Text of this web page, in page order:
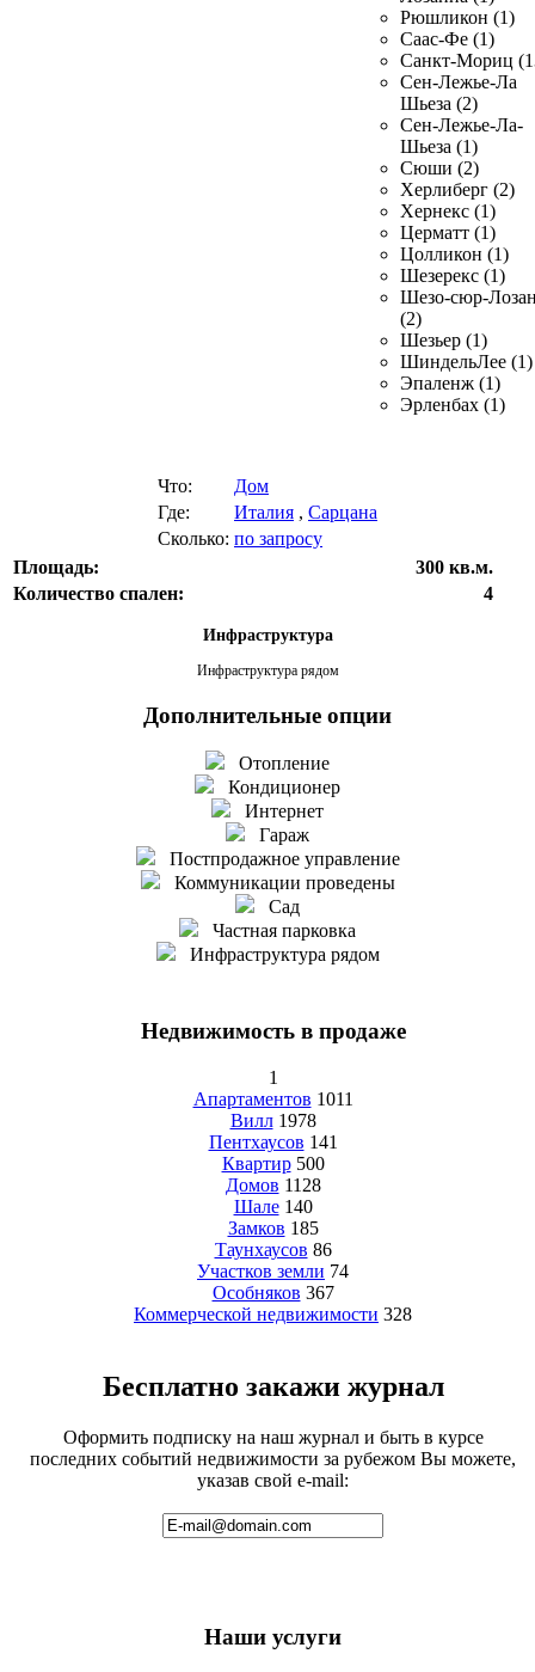
Рюшликон (1)
Саас-Фе (1)
Санкт-Мориц
Сен-Лежье-Ла
Шьеза (2)
Сен-Лежье-Ла-
Шьеза (1)
Сюши (2)
Херлиберг (2)
Хернекс (1)
Церматт (1)
Цолликон (1)
Шезерекс (1)
Шезо-сюр-
(2)
Шезьер (1)
ШиндельЛее (1)
Эпаленж (1)
Эрленбах (1)
Что:
Дом
Где:
Италия , Сарцана
Сколько: по запросу
Площадь:
300 кв.м.
Количество спален:
4
Инфраструктура
Инфраструктура рядом
Дополнительные опции
Отопление
Кондиционер
Интернет
Гараж
Постпродажное управление
Коммуникации проведены
Сад
Частная парковка
Инфраструктура рядом
Недвижимость в продаже
1
Апартаментов 1011
Вилл 1978
Пентхаусов 141
Квартир 500
Домов 1128
Шале 140
Замков 185
Таунхаусов 86
Участков земли 74
Особняков 367
Коммерческой недвижимости 328
Бесплатно закажи журнал
Оформить подписку на наш журнал и быть в курсе
последних событий недвижимости за рубежом Вы можете,
указав свой e-mail:
Наши услуги